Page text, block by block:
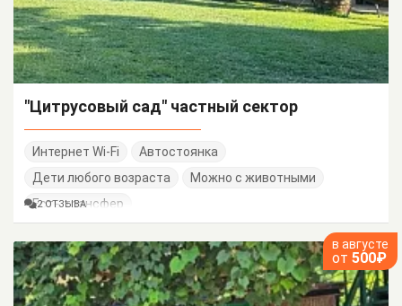
"Цитрусовый сад" частный сектор
Интернет Wi-Fi
Автостоянка
Дети любого возраста
Можно с животными
Есть трансфер
2 ОТЗЫВА
в августе
от 500₽